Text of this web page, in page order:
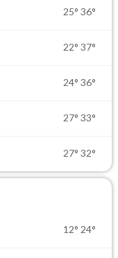
25° 36°
22° 37°
24° 36°
27° 33°
27° 32°
12° 24°